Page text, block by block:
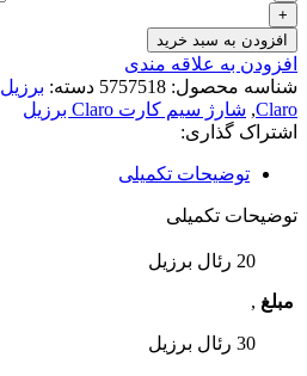
افزودن به سبد خرید
افزودن به علاقه مندی
شناسه محصول: 5757518 دسته: برزیل
Claro
, شارژ سیم کارت Claro برزیل
اشتراک گذاری:
توضیحات تکمیلی
توضیحات تکمیلی
مبلغ
20 رئال برزیل
,
30 رئال برزیل